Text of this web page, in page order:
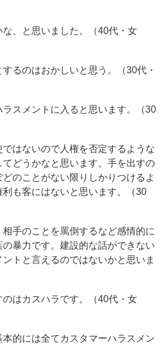
な、と思いました。（40代・女
するのはおかしいと思う。（30代・
ラスメントに入ると思います。（30
ではないので人権を否定するような
どうかなと思います。手を出すの
のことがない限りしかりつけるよ
利も客にはないと思います。（30
相手のことを罵倒するなど感情的に
暴力です。建設的な話ができない
トと言えるのではないかと思いま
のはカスハラです。（40代・女
的には全てカスタマーハラスメン